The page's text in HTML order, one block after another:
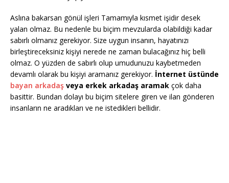
Aslına bakarsan gönül işleri Tamamıyla kısmet işidir desek
yalan olmaz. Bu nedenle bu biçim mevzularda olabildiği kadar
sabırlı olmanız gerekiyor. Size uygun insanın, hayatınızı
birleştireceksiniz kişiyi nerede ne zaman bulacağınız hiç belli
olmaz. O yüzden de sabırlı olup umudunuzu kaybetmeden
devamlı olarak bu kişiyi aramanız gerekiyor. İnternet üstünde
bayan arkadaş veya erkek arkadaş aramak çok daha
basittir. Bundan dolayı bu biçim sitelere giren ve ilan gönderen
insanların ne aradıkları ve ne istedikleri bellidir.